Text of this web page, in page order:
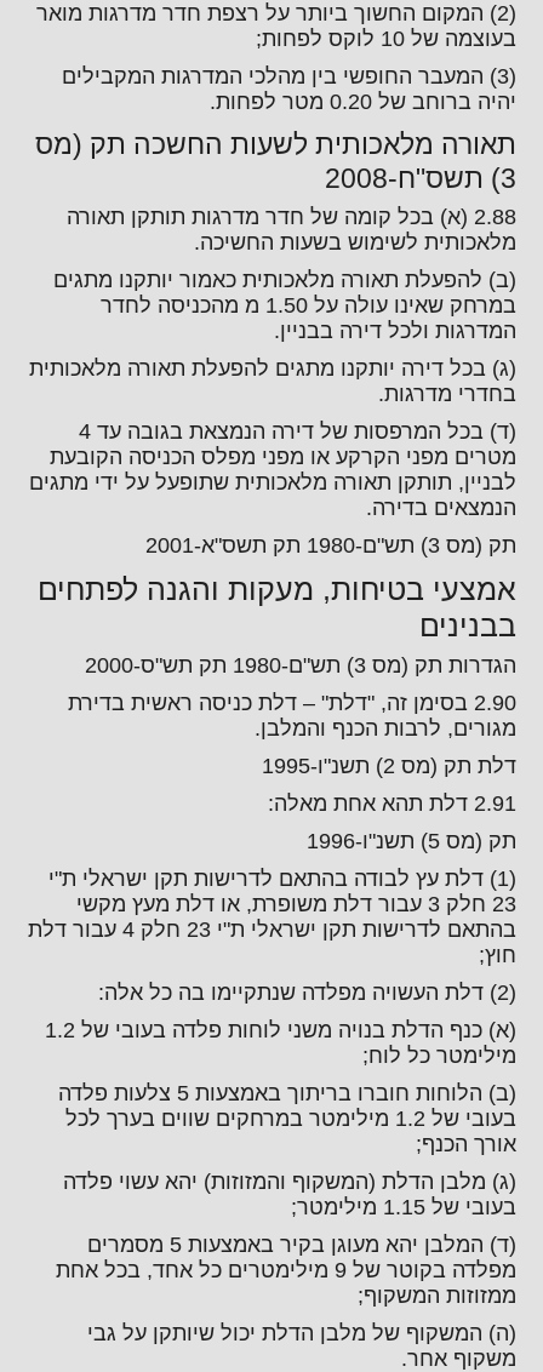
(2) המקום החשוך ביותר על רצפת חדר מדרגות מואר
בעוצמה של 10 לוקס לפחות;
(3) המעבר החופשי בין מהלכי המדרגות המקבילים
יהיה ברוחב של 0.20 מטר לפחות.
תאורה מלאכותית לשעות החשכה תק (מס
3) תשס"ח-2008
2.88 (א) בכל קומה של חדר מדרגות תותקן תאורה
מלאכותית לשימוש בשעות החשיכה.
(ב) להפעלת תאורה מלאכותית כאמור יותקנו מתגים
במרחק שאינו עולה על 1.50 מ מהכניסה לחדר
המדרגות ולכל דירה בבניין.
(ג) בכל דירה יותקנו מתגים להפעלת תאורה מלאכותית
בחדרי מדרגות.
(ד) בכל המרפסות של דירה הנמצאת בגובה עד 4
מטרים מפני הקרקע או מפני מפלס הכניסה הקובעת
לבניין, תותקן תאורה מלאכותית שתופעל על ידי מתגים
הנמצאים בדירה.
תק (מס 3) תש"ם-1980 תק תשס"א-2001
אמצעי בטיחות, מעקות והגנה לפתחים
בבנינים
הגדרות תק (מס 3) תש"ם-1980 תק תש"ס-2000
2.90 בסימן זה, "דלת" – דלת כניסה ראשית בדירת
מגורים, לרבות הכנף והמלבן.
דלת תק (מס 2) תשנ"ו-1995
2.91 דלת תהא אחת מאלה:
תק (מס 5) תשנ"ו-1996
(1) דלת עץ לבודה בהתאם לדרישות תקן ישראלי ת"י
23 חלק 3 עבור דלת משופרת, או דלת מעץ מקשי
בהתאם לדרישות תקן ישראלי ת"י 23 חלק 4 עבור דלת
חוץ;
(2) דלת העשויה מפלדה שנתקיימו בה כל אלה:
(א) כנף הדלת בנויה משני לוחות פלדה בעובי של 1.2
מילימטר כל לוח;
(ב) הלוחות חוברו בריתוך באמצעות 5 צלעות פלדה
בעובי של 1.2 מילימטר במרחקים שווים בערך לכל
אורך הכנף;
(ג) מלבן הדלת (המשקוף והמזוזות) יהא עשוי פלדה
בעובי של 1.15 מילימטר;
(ד) המלבן יהא מעוגן בקיר באמצעות 5 מסמרים
מפלדה בקוטר של 9 מילימטרים כל אחד, בכל אחת
ממזוזות המשקוף;
(ה) המשקוף של מלבן הדלת יכול שיותקן על גבי
משקוף אחר.